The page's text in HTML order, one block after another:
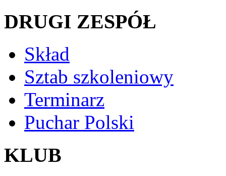
DRUGI ZESPÓŁ
Skład
Sztab szkoleniowy
Terminarz
Puchar Polski
KLUB